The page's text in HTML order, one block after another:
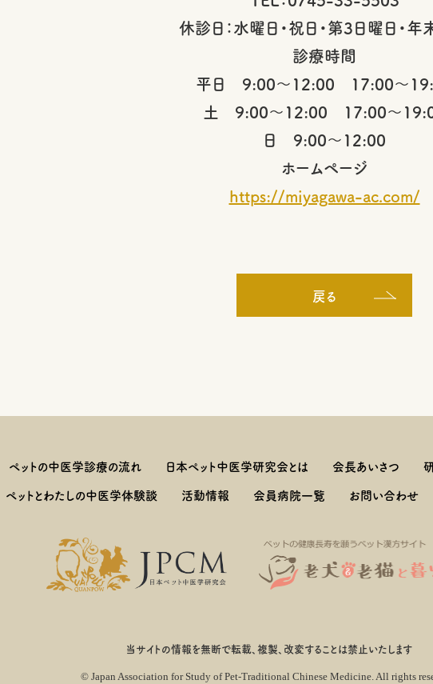
休診日：水曜日・祝日・第3日曜日・年
診療時間
平日 9:00～12:00 17:00～
土 9:00～12:00 17:00～
日 9:00～12:00
ホームページ
https://miyagawa-ac.com/
戻る
ペットの中医学診療の流れ 日本ペット中医学研究会とは 会長あいさつ
ペットとわたしの中医学体験談
活動情報 会員病院一覧 お問い合わせ
当サイトの情報を無断で転載、複製、改変することは禁止いたします
© Japan Association for Study of Pet-Traditional Chinese Medicine. All rights